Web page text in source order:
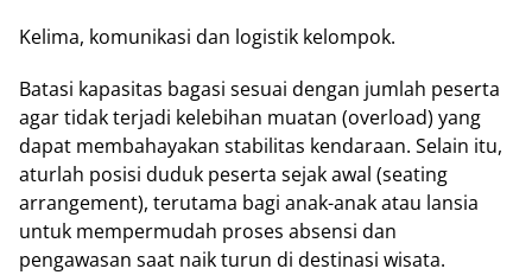
Kelima, komunikasi dan logistik kelompok.
Batasi kapasitas bagasi sesuai dengan jumlah peserta
agar tidak terjadi kelebihan muatan (overload) yang
dapat membahayakan stabilitas kendaraan. Selain itu,
aturlah posisi duduk peserta sejak awal (seating
arrangement), terutama bagi anak-anak atau lansia
untuk mempermudah proses absensi dan
pengawasan saat naik turun di destinasi wisata.